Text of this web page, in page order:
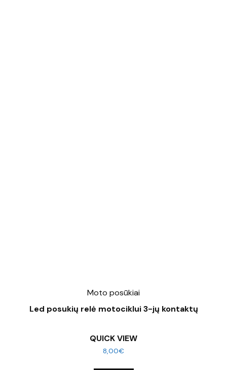
Moto posūkiai
Led posukių relė motociklui 3-jų kontaktų
QUICK VIEW
8,00€